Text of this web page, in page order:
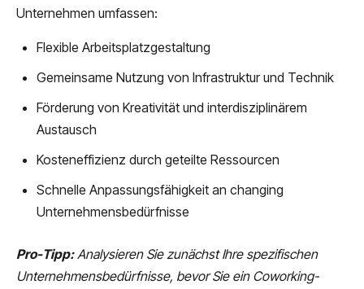
Unternehmen umfassen:
Flexible Arbeitsplatzgestaltung
Gemeinsame Nutzung von Infrastruktur und Technik
Förderung von Kreativität und interdisziplinärem
Austausch
Kosteneffizienz durch geteilte Ressourcen
Schnelle Anpassungsfähigkeit an changing
Unternehmensbedürfnisse
Pro-Tipp: Analysieren Sie zunächst Ihre spezifischen
Unternehmensbedürfnisse, bevor Sie ein Coworking-